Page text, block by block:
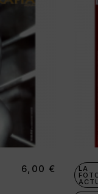
6,00 € LA